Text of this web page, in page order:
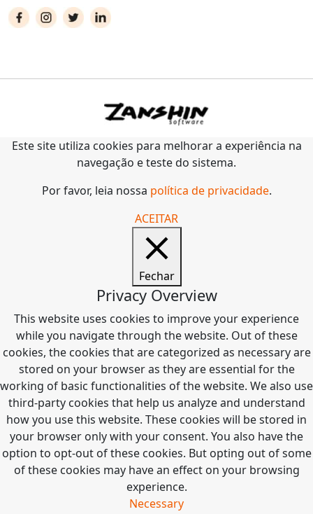
Este site utiliza cookies para melhorar a experiência na
navegação e teste do sistema.
Por favor, leia nossa política de privacidade.
ACEITAR
Fechar
Privacy Overview
This website uses cookies to improve your experience
while you navigate through the website. Out of these
cookies, the cookies that are categorized as necessary are
stored on your browser as they are essential for the
working of basic functionalities of the website. We also use
third-party cookies that help us analyze and understand
how you use this website. These cookies will be stored in
your browser only with your consent. You also have the
option to opt-out of these cookies. But opting out of some
of these cookies may have an effect on your browsing
experience.
Necessary